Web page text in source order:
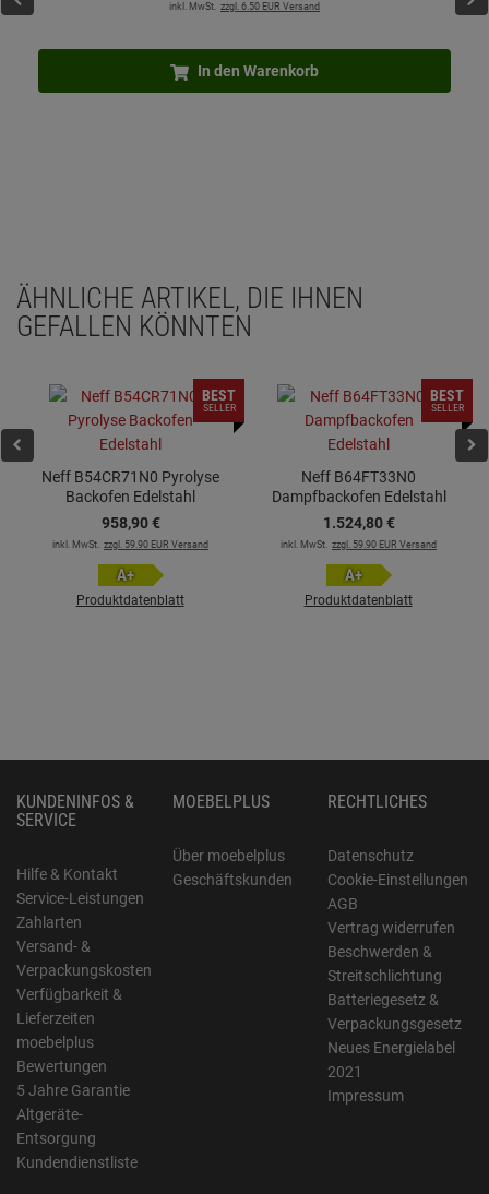
inkl. MwSt. zzgl. 6.50 EUR Versand
In den Warenkorb
ÄHNLICHE ARTIKEL, DIE IHNEN
GEFALLEN KÖNNTEN
Neff B54CR71N0 Pyrolyse
Backofen Edelstahl
958,90 €
inkl. MwSt. zzgl. 59.90 EUR Versand
A+
Produktdatenblatt
BEST
SELLER
Neff B64FT33N0
Dampfbackofen Edelstahl
1.524,80 €
inkl. MwSt. zzgl. 59.90 EUR Versand
A+
Produktdatenblatt
BEST
SELLER
KUNDENINFOS &
SERVICE
Hilfe & Kontakt
Service-Leistungen
Zahlarten
Versand- &
Verpackungskosten
Verfügbarkeit &
Lieferzeiten
moebelplus
Bewertungen
5 Jahre Garantie
Altgeräte-
Entsorgung
Kundendienstliste
MOEBELPLUS
Über moebelplus
Geschäftskunden
RECHTLICHES
Datenschutz
Cookie-Einstellungen
AGB
Vertrag widerrufen
Beschwerden &
Streitschlichtung
Batteriegesetz &
Verpackungsgesetz
Neues Energielabel
2021
Impressum